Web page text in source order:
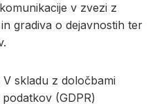
v zvezi z
gradiva o dejavnostih ter
V skladu z določbami
(GDPR)